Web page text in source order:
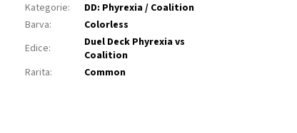
Kategorie:
DD: Phyrexia / Coalition
Barva:
Colorless
Edice:
Duel Deck Phyrexia vs
Coalition
Rarita: Common